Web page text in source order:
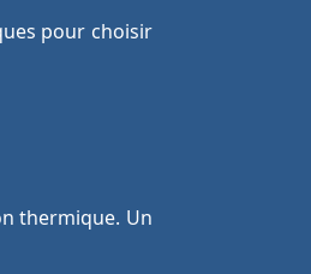
pour choisir
thermique. Un